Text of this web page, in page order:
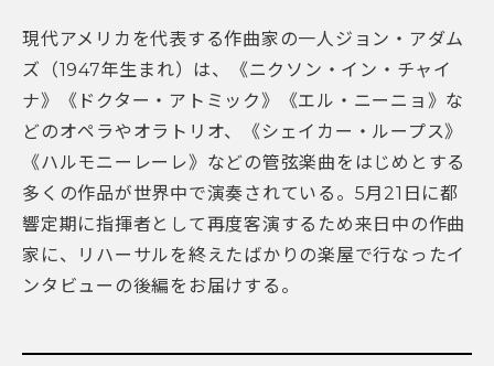
現代アメリカを代表する作曲家の一人ジョン・アダム
ズ（1947年生まれ）は、《ニクソン・イン・チャイ
ナ》《ドクター・アトミック》《エル・ニーニョ》な
どのオペラやオラトリオ、《シェイカー・ループス》
《ハルモニーレーレ》などの管弦楽曲をはじめとする
多くの作品が世界中で演奏されている。5月21日に都
響定期に指揮者として再度客演するため来日中の作曲
家に、リハーサルを終えたばかりの楽屋で行なったイ
ンタビューの後編をお届けする。